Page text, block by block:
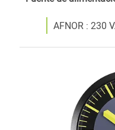
AFNOR : 230